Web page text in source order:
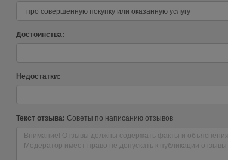
Достоинства:
Недостатки:
Текст отзыва: Советы по написанию отзывов